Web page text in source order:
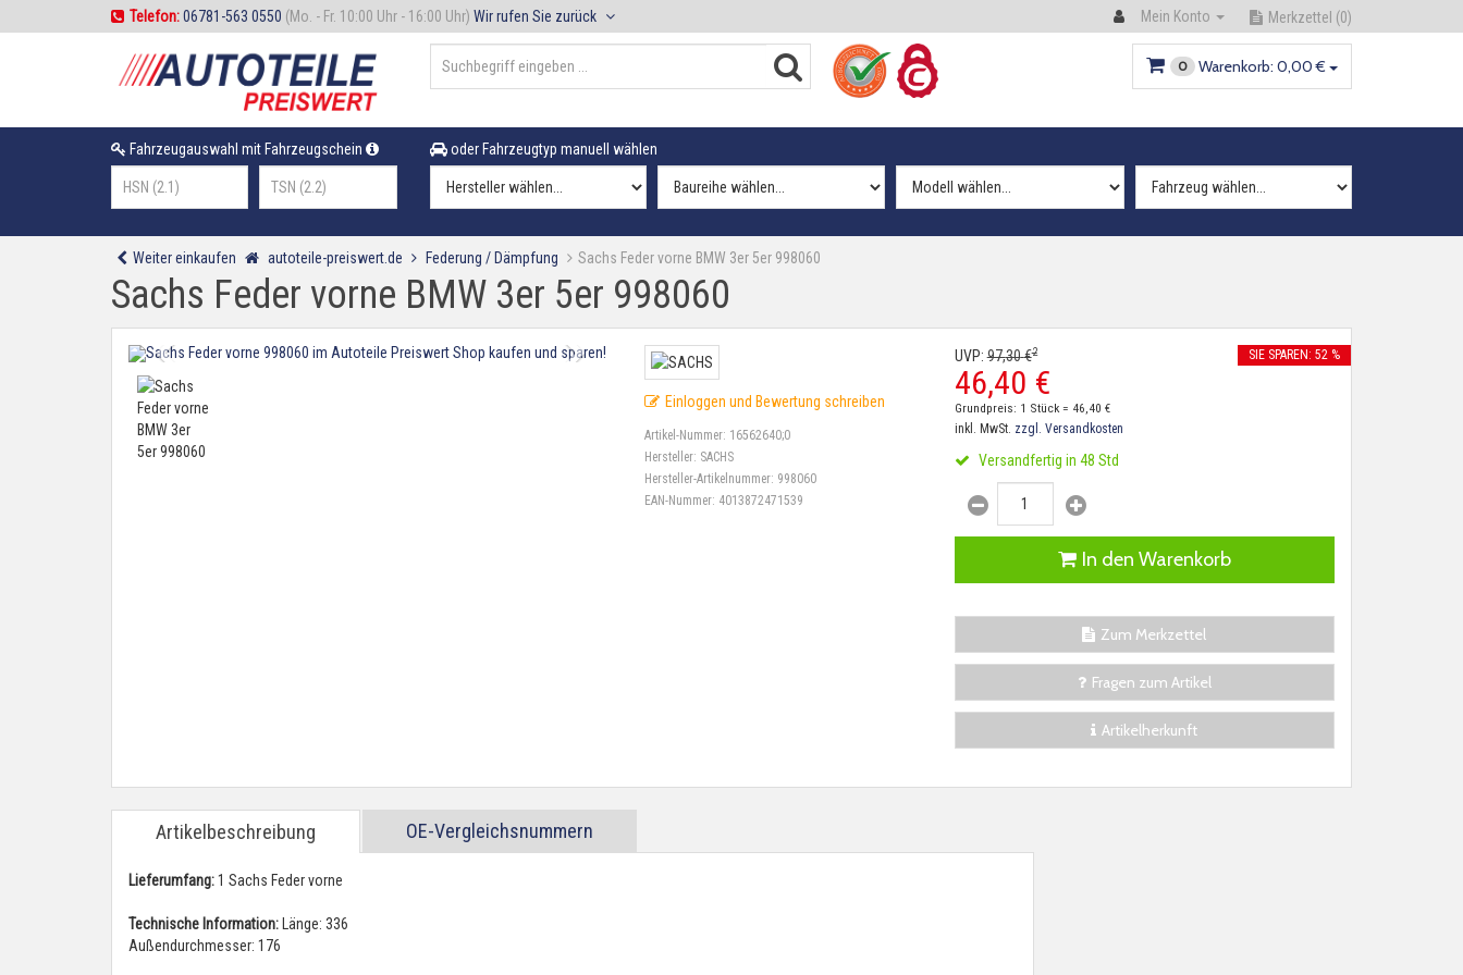
Telefon:06781-563 0550 (Mo. - Fr. 10:00 Uhr - 16:00 Uhr) Wir rufen Sie zurück Mein Konto Merkzettel (0)
0 Warenkorb: 0,00 €
Fahrzeugauswahl mit Fahrzeugschein oder Fahrzeugtyp manuell wählen
Weiter einkaufen autoteile-preiswert.de Federung / Dämpfung Sachs Feder vorne BMW 3er 5er 998060
Sachs Feder vorne BMW 3er 5er 998060
Einloggen und Bewertung schreiben
Artikel-Nummer: 16562640;0
Hersteller: SACHS
Hersteller-Artikelnummer: 998060
EAN-Nummer: 4013872471539
UVP:97,30€2
46,40 €
SIE SPAREN: 52 %
Grundpreis: 1 Stück = 46,40 €
inkl. MwSt. zzgl. Versandkosten
Versandfertig in 48 Std
In den Warenkorb
Zum Merkzettel
Fragen zum Artikel
Artikelherkunft
Artikelbeschreibung OE-Vergleichsnummern
Lieferumfang:1 Sachs Feder vorne
Technische Information: Länge: 336
Außendurchmesser: 176